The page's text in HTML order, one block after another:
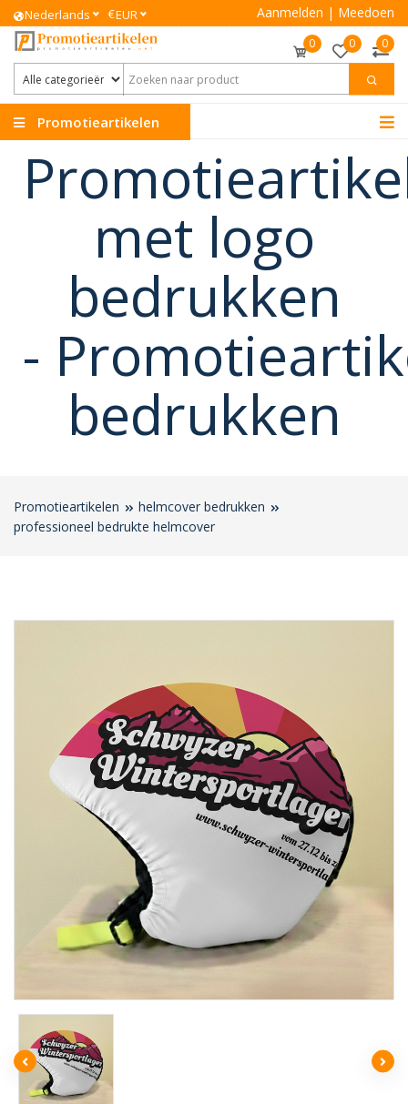
Nederlands €EUR Aanmelden | Meedoen
0 0 0
Promotieartikelen
met logo
bedrukken
-
bedrukken
Promotieartikelen
helmcover bedrukken
professioneel bedrukte helmcover